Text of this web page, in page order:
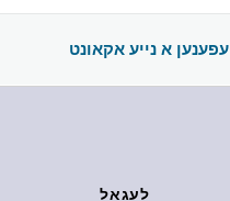
עפענען א נייע אקאונט
לעגאל